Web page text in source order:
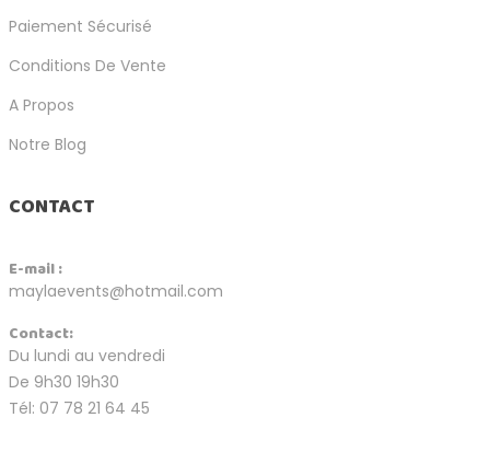
Paiement Sécurisé
Conditions De Vente
A Propos
Notre Blog
CONTACT
E-mail :
maylaevents@hotmail.com
Contact:
Du lundi au vendredi
De 9h30 19h30
Tél: 07 78 21 64 45